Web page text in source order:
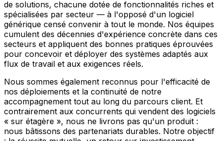
de solutions, chacune dotée de fonctionnalités riches et
spécialisées par secteur — à l'opposé d'un logiciel
générique censé convenir à tout le monde. Nos équipes
cumulent des décennies d'expérience concrète dans ces
secteurs et appliquent des bonnes pratiques éprouvées
pour concevoir et déployer des systèmes adaptés aux
flux de travail et aux exigences réels.
Nous sommes également reconnus pour l'efficacité de
nos déploiements et la continuité de notre
accompagnement tout au long du parcours client. Et
contrairement aux concurrents qui vendent des logiciels
« sur étagère », nous ne livrons pas qu'un produit :
nous bâtissons des partenariats durables. Notre objectif